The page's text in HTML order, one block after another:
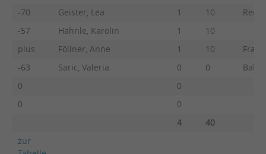
-70
Geister, Lea 1 10
-57
Hähnle, Karolin 1
10
plus
Föllner, Anne 1 10
-63
Saric, Valeria 0 0
0
0
0
0
4
40
zur